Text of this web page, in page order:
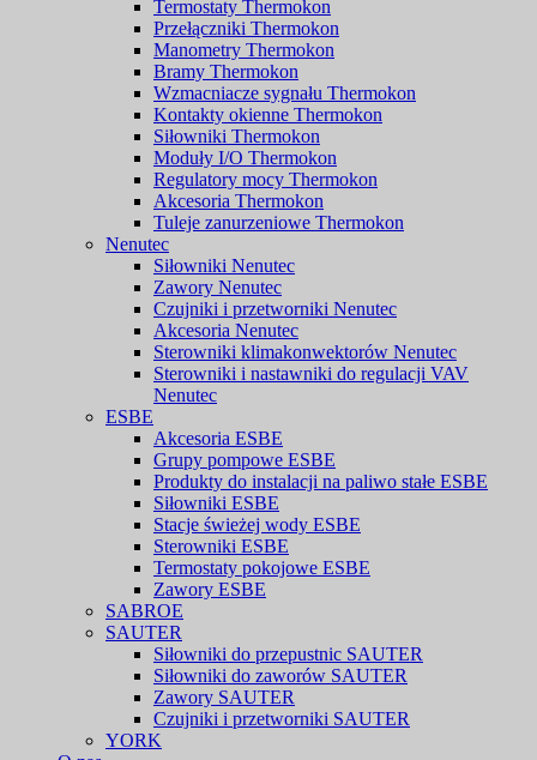
Termostaty Thermokon
Przełączniki Thermokon
Manometry Thermokon
Bramy Thermokon
Wzmacniacze sygnału Thermokon
Kontakty okienne Thermokon
Siłowniki Thermokon
Moduły I/O Thermokon
Regulatory mocy Thermokon
Akcesoria Thermokon
Tuleje zanurzeniowe Thermokon
Nenutec
Siłowniki Nenutec
Zawory Nenutec
Czujniki i przetworniki Nenutec
Akcesoria Nenutec
Sterowniki klimakonwektorów Nenutec
Sterowniki i nastawniki do regulacji VAV
Nenutec
ESBE
Akcesoria ESBE
Grupy pompowe ESBE
Produkty do instalacji na paliwo stałe ESBE
Siłowniki ESBE
Stacje świeżej wody ESBE
Sterowniki ESBE
Termostaty pokojowe ESBE
Zawory ESBE
SABROE
SAUTER
Siłowniki do przepustnic SAUTER
Siłowniki do zaworów SAUTER
Zawory SAUTER
Czujniki i przetworniki SAUTER
YORK